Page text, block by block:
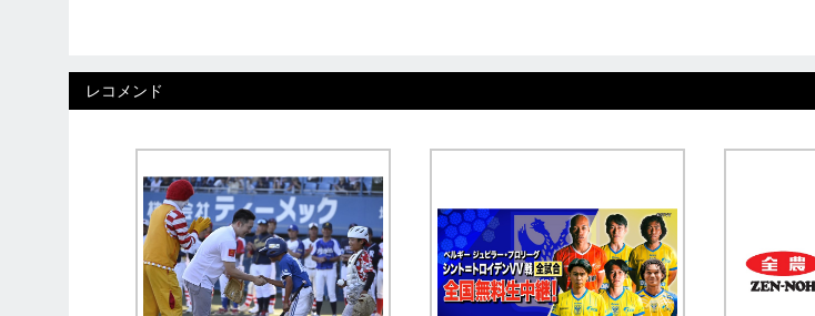
レコメンド